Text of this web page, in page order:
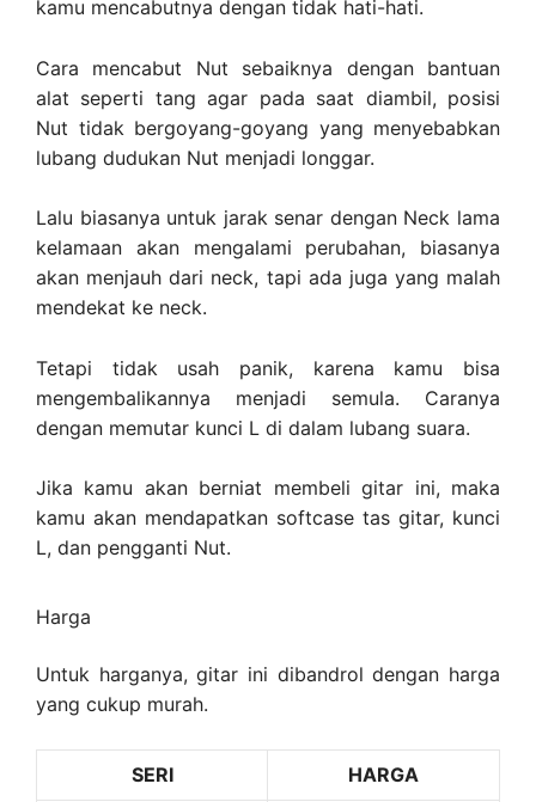
kamu mencabutnya dengan tidak hati-hati.
Cara mencabut Nut sebaiknya dengan bantuan
alat seperti tang agar pada saat diambil, posisi
Nut tidak bergoyang-goyang yang menyebabkan
lubang dudukan Nut menjadi longgar.
Lalu biasanya untuk jarak senar dengan Neck lama
kelamaan akan mengalami perubahan, biasanya
akan menjauh dari neck, tapi ada juga yang malah
mendekat ke neck.
Tetapi tidak usah panik, karena kamu bisa
mengembalikannya menjadi semula. Caranya
dengan memutar kunci L di dalam lubang suara.
Jika kamu akan berniat membeli gitar ini, maka
kamu akan mendapatkan softcase tas gitar, kunci
L, dan pengganti Nut.
Harga
Untuk harganya, gitar ini dibandrol dengan harga
yang cukup murah.
SERI HARGA